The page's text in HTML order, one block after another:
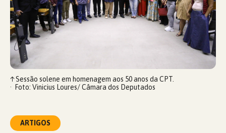
ARTIGOS
↑Sessão solene em homenagem aos 50 anos da CPT.
Foto: Vinicius Loures/ Câmara dos Deputados